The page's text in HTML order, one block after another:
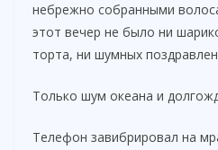
небрежно собранными
этот вечер не было ни
торта, ни шумных
Только шум океана и
Телефон завибрировал на